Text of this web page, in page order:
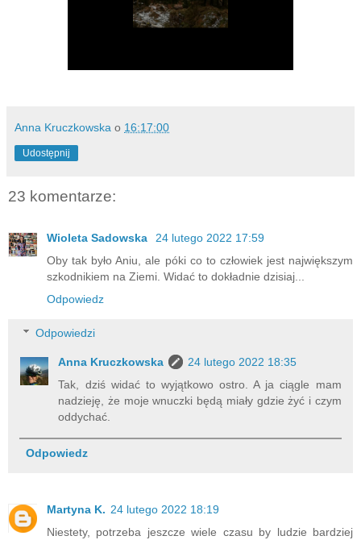
Anna Kruczkowska o 16:17:00
Udostępnij
23 komentarze:
Wioleta Sadowska
24 lutego 2022 17:59
Oby tak było Aniu, ale póki co to człowiek jest największym
szkodnikiem na Ziemi. Widać to dokładnie dzisiaj...
Odpowiedz
Odpowiedzi
Anna Kruczkowska
24 lutego 2022 18:35
Tak, dziś widać to wyjątkowo ostro. A ja ciągle mam
nadzieję, że moje wnuczki będą miały gdzie żyć i czym
oddychać.
Odpowiedz
Martyna K. 24 lutego 2022 18:19
Niestety, potrzeba jeszcze wiele czasu by ludzie bardziej